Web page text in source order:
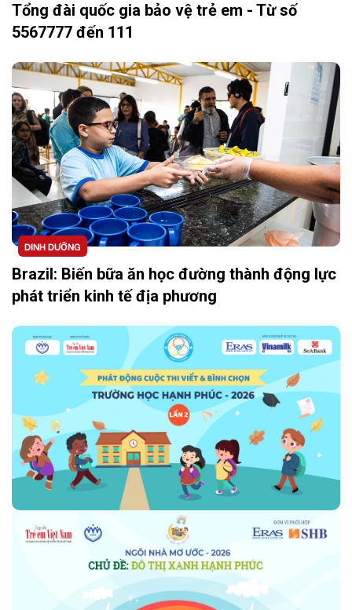
Tổng đài quốc gia bảo vệ trẻ em - Từ số
5567777 đến 111
DINH DƯỠNG
Brazil: Biến bữa ăn học đường thành động lực
phát triển kinh tế địa phương